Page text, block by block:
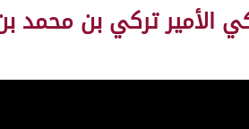
الأمير تركي بن